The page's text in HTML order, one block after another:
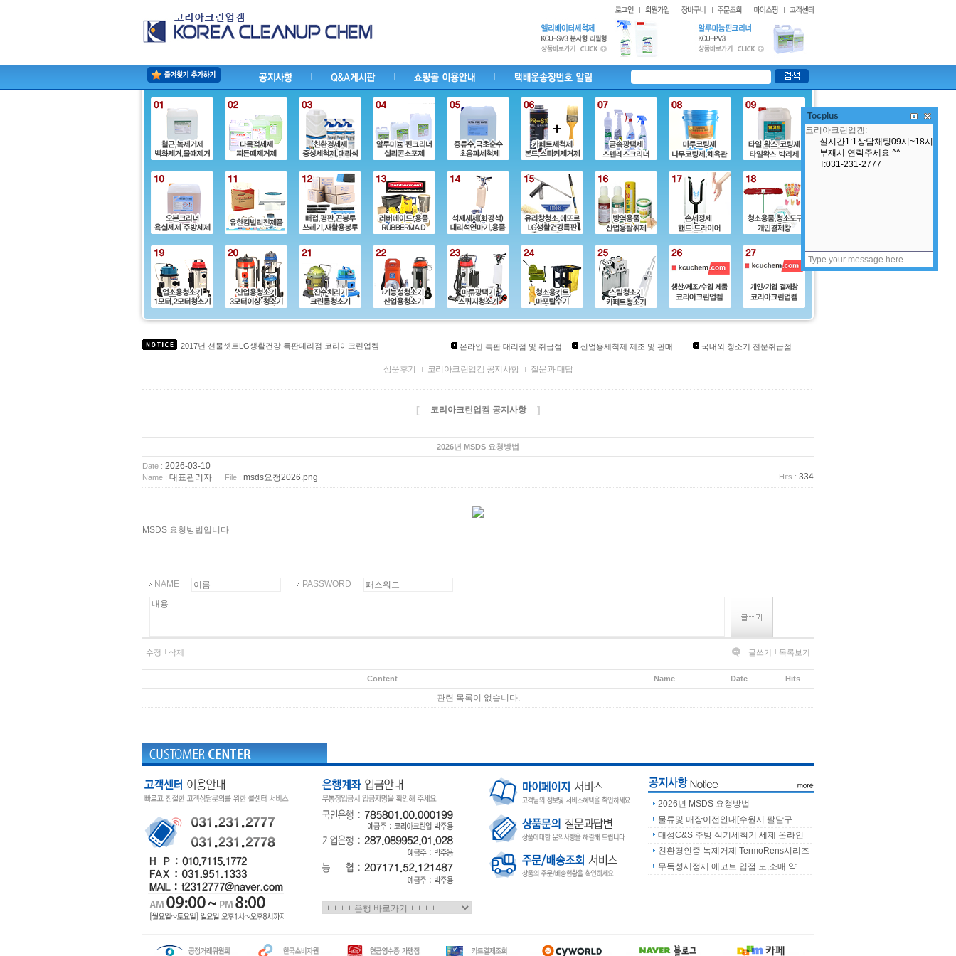
2017년 선물셋트LG생활건강 특판대리점 코리아크린업켐
온라인 특판 대리점 및 취급점 산업용세척제 제조 및 판매 국내외 청소기 전문취급점
상품후기 코리아크린업켐 공지사항 질문과 대답
[ 코리아크린업켐 공지사항 ]
2026년 MSDS 요청방법
Date : 2026-03-10
Name : 대표관리자 File : msds요청2026.png Hits : 334
MSDS 요청방법입니다
NAME PASSWORD
수정 삭제 글쓰기 목록보기
Content Name Date Hits
관련 목록이 없습니다.
2026년 MSDS 요청방법
물류및 매장이전안내[수원시 팔달구
대성C&S 주방 식기세척기 세제 온라인
친환경인증 녹제거제 TermoRens시리즈
무독성세정제 에코트 입점 도,소매 약
Tocplus